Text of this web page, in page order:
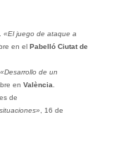
«El juego de ataque a
en el
Pabelló Ciutat de
«Desarrollo de un
en València.
de
, 16 de